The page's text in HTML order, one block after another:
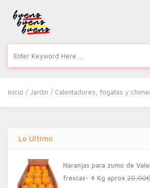
Inicio /Jardín / Calentadores, fogatas y
Lo Último
Naranjas para zumo de
frescas- 4 Kg aprox 20,00€